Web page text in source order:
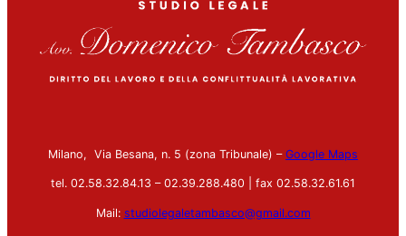
Milano, Via Besana, n. 5 (zona Tribunale) – Google Maps
tel. 02.58.32.84.13 – 02.39.288.480 | fax 02.58.32.61.61
Mail: studiolegaletambasco@gmail.com